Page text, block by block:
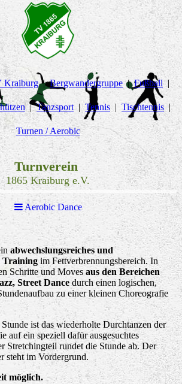
Kraiburg Bergwandergruppe Fußball
Tanzsport Tennis Tischtennis
Turnen / Aerobic
Turnverein
1865 Kraiburg e.V.
Aerobic Dance
abwechslungsreiches und
Trainingim Fettverbrennungsbereich. In
Schritte und Moves aus den Bereichen
Street Dancedurch einen logischen,
zu einer kleinen Choreografie
ist das wiederholte Durchtanzen der
auf ein speziell dafür ausgesuchtes
Stretchingteil rundet die Stunde ab. Der
steht im Vordergrund.
möglich.